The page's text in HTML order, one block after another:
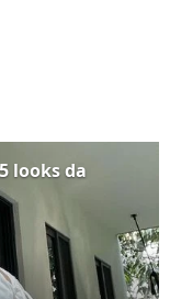
looks da